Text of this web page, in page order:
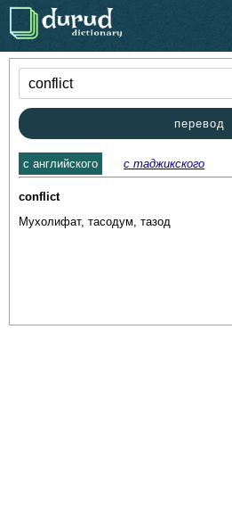
.
перевод
c английского с таджикского
conflict
Мухолифат, тасодум, тазод